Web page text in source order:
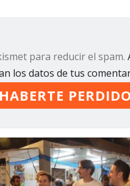
para reducir el spam.
los datos de tus
PERDIDO